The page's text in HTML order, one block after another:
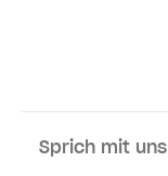
Sprich mit uns